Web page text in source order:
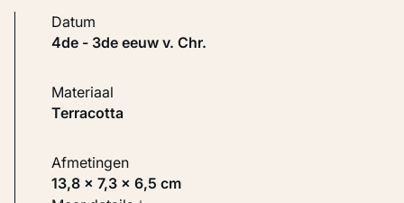
Datum
4de - 3de eeuw v. Chr.
Materiaal
Terracotta
Afmetingen
13,8 × 7,3 × 6,5 cm